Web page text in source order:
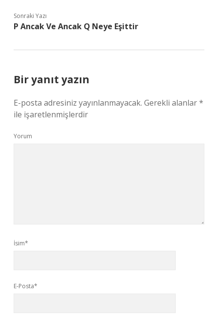
Sonraki Yazı
P Ancak Ve Ancak Q Neye Eşittir
Bir yanıt yazın
E-posta adresiniz yayınlanmayacak. Gerekli alanlar*
ile işaretlenmişlerdir
Yorum
İsim*
E-Posta*